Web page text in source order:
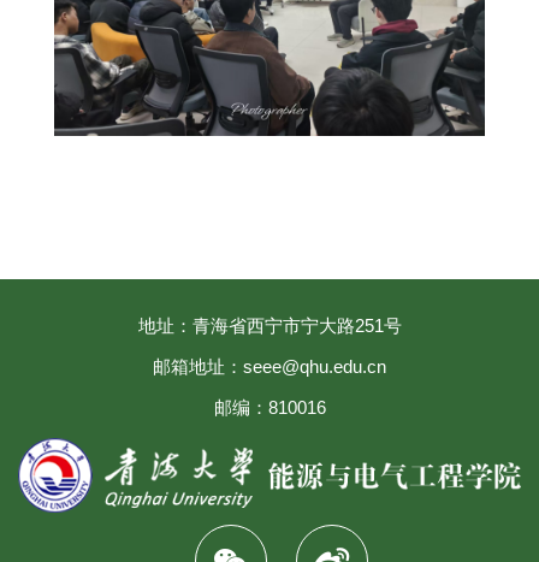
地址：青海省西宁市宁大路251号
邮箱地址：seee@qhu.edu.cn
邮编：810016